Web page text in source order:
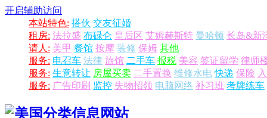
开启辅助访问
本站特色: 搭伙 交友征婚
租房: 法拉盛 布碌仑 皇后区 艾姆赫斯特 曼哈顿 长岛&新
请人: 美甲 餐馆 按摩 装修 保姆 其他
服务: 电召车 法律 旅馆 二手车 报税 美容 签证留学 律师
服务: 生意转让 房屋买卖 二手置换 维修水电 快递 保险
服务: 广告印刷 监控 失物招领 电脑网络 补习班 考牌练车